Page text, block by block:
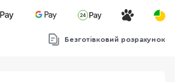
Безготівковий розрахунок